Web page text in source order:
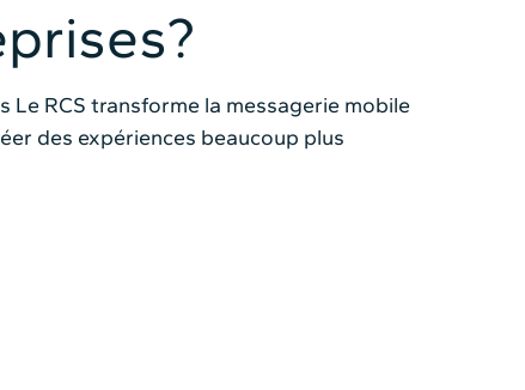
Le RCS transforme la messagerie mobile
des expériences beaucoup plus